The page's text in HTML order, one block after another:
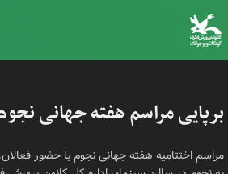
برپایی مراسم هفته جهانی
مراسم اختتامیه هفته جهانی نجوم با حضور